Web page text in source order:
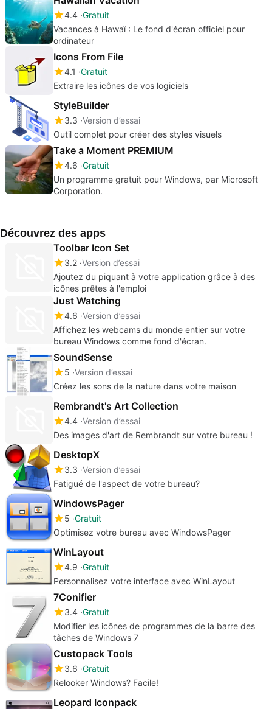
4.4 Gratuit
Vacances à Hawaï : Le fond d'écran officiel pour
ordinateur
Icons From File
4.1 Gratuit
Extraire les icônes de vos logiciels
StyleBuilder
3.3 Version d’essai
Outil complet pour créer des styles visuels
Take a Moment PREMIUM
4.6 Gratuit
Un programme gratuit pour Windows, par Microsoft
Corporation.
Découvrez des apps
Toolbar Icon Set
3.2 Version d’essai
Ajoutez du piquant à votre application grâce à des
icônes prêtes à l'emploi
Just Watching
4.6 Version d’essai
Affichez les webcams du monde entier sur votre
bureau Windows comme fond d'écran.
SoundSense
5 Version d’essai
Créez les sons de la nature dans votre maison
Rembrandt's Art Collection
4.4 Version d’essai
Des images d'art de Rembrandt sur votre bureau !
DesktopX
3.3 Version d’essai
Fatigué de l'aspect de votre bureau?
WindowsPager
5 Gratuit
Optimisez votre bureau avec WindowsPager
WinLayout
4.9 Gratuit
Personnalisez votre interface avec WinLayout
7Conifier
3.4 Gratuit
Modifier les icônes de programmes de la barre des
tâches de Windows 7
Custopack Tools
3.6 Gratuit
Relooker Windows? Facile!
Leopard Iconpack